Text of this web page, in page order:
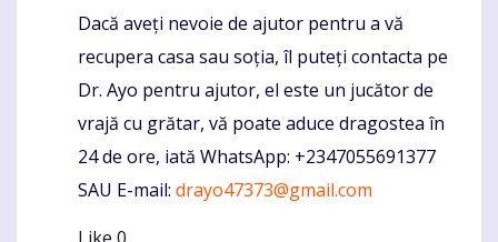
Komentaras
Dacă aveți nevoie de ajutor pentru a vă
recupera casa sau soția, îl puteți contacta pe
Dr. Ayo pentru ajutor, el este un jucător de
vrajă cu grătar, vă poate aduce dragostea în
24 de ore, iată WhatsApp: +2347055691377
SAU E-mail: drayo47373@gmail.com